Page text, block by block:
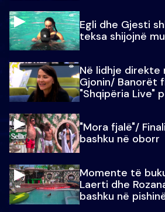
Egli dhe Gjesti
teksa shijojnë
Në lidhje direkte
Gjonin/ Banorët
"Shqipëria Live"
"Mora fjalë"/
bashku në oborr
Momente të
Laerti dhe
bashku në